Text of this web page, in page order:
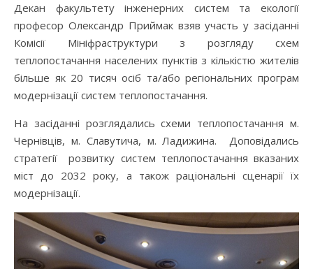
Декан факультету інженерних систем та екології
професор Олександр Приймак взяв участь у засіданні
Комісії Мініфраструктури з розгляду схем
теплопостачання населених пунктів з кількістю жителів
більше як 20 тисяч осіб та/або регіональних програм
модернізації систем теплопостачання.
На засіданні розглядались схеми теплопостачання м.
Чернівців, м. Славутича, м. Ладижина. Доповідались
стратегії розвитку систем теплопостачання вказаних
міст до 2032 року, а також раціональні сценарії їх
модернізації.